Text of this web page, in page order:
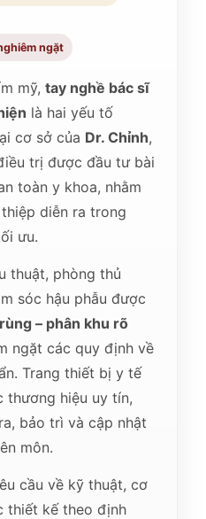
ngặt
mỹ,tay nghề bác sĩ
là hai yếu tố
cơ sở của Dr. Chỉnh,
trị được đầu tư bài
toàn y khoa, nhằm
diễn ra trong
ưu.
thuật, phòng thủ
sóc hậu phẫu được
– phân khu rõ
ngặt các quy định về
Trang thiết bị y tế
thương hiệu uy tín,
bảo trì và cập nhật
môn.
cầu về kỹ thuật, cơ
thiết kế theo định